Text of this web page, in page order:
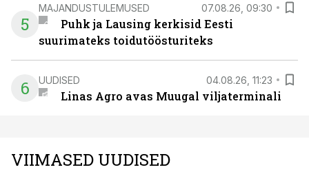
5
MAJANDUSTULEMUSED 07.08.26, 09:30
Puhk ja Lausing kerkisid Eesti
suurimateks toidutöösturiteks
6 UUDISED 04.08.26, 11:23
Linas Agro avas Muugal viljaterminali
VIIMASED UUDISED